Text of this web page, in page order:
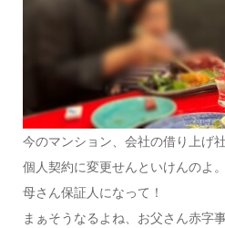
今のマンション、会社の借り上げ
個人契約に変更せんといけんのよ。
母さん保証人になって！
まぁそうなるよね、お父さん赤字